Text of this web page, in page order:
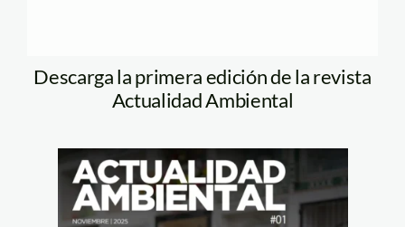
Descarga la primera edición de la revista
Actualidad Ambiental